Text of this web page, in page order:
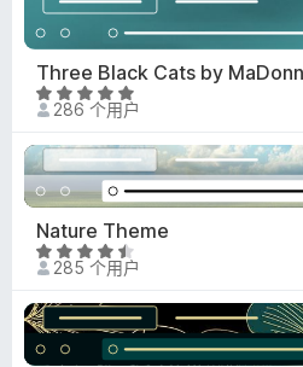
8
/
5
Three Black Cats by
评
分
4
.
9
/
5
286 个用户
Nature Theme
评
分
4
.
7
285 个用户